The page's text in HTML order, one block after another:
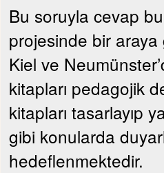
Bu soruyla cevap
projesinde bir araya
Kiel ve
kitapları pedagojik
kitapları tasarlayıp
gibi konularda
hedeflenmektedir.